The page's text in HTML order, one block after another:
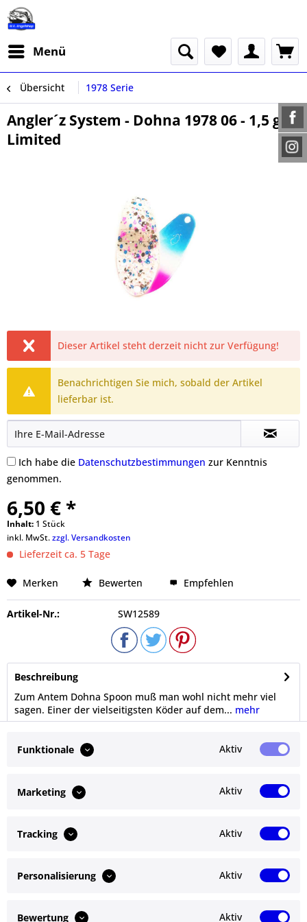
Menü
Übersicht 1978 Serie
Angler´z System - Dohna 1978 06 - 1,5 g
Limited
Dieser Artikel steht derzeit nicht zur Verfügung!
Benachrichtigen Sie mich, sobald der Artikel
lieferbar ist.
Ich habe die Datenschutzbestimmungen zur Kenntnis
genommen.
6,50 € *
Inhalt: 1 Stück
inkl. MwSt.zzgl. Versandkosten
Lieferzeit ca. 5 Tage
Merken Bewerten Empfehlen
Artikel-Nr.: SW12589
Beschreibung
Zum Antem Dohna Spoon muß man wohl nicht mehr viel
sagen. Einer der vielseitigsten Köder auf dem... mehr
Bewertungen
0
Ähnliche Artikel
Kunden kauften auch
Service Hotline
Shop Service
Funktionale Aktiv
Marketing Aktiv
Tracking Aktiv
Personalisierung Aktiv
Bewertung Aktiv